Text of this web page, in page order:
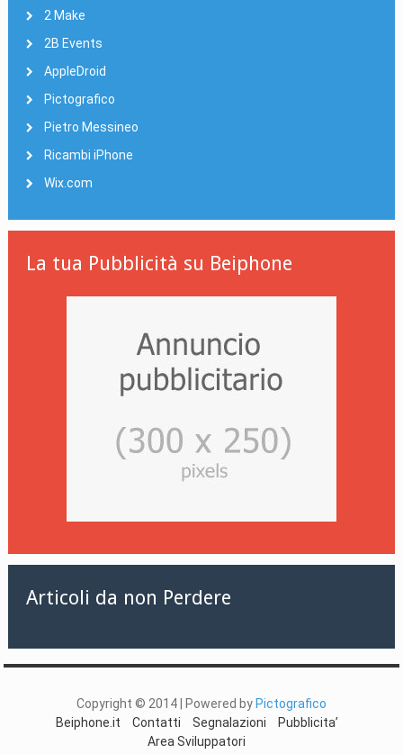
2 Make
2B Events
AppleDroid
Pictografico
Pietro Messineo
Ricambi iPhone
Wix.com
La tua Pubblicità su Beiphone
Articoli da non Perdere
Copyright © 2014 | Powered by Pictografico
Beiphone.it
Contatti Segnalazioni
Pubblicita’
Area Sviluppatori